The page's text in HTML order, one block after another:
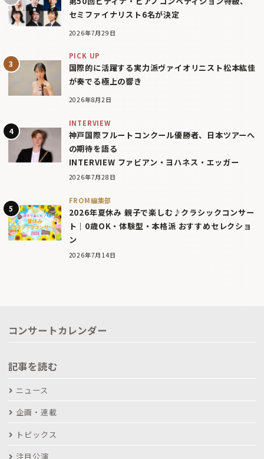
セミファイナリスト6名が決定
2026年7月29日
PICK UP
国際的に活躍する実力派ヴァイオリニスト松本紘佳
が奏でる極上の響き
2026年8月2日
INTERVIEW
神戸国際フルートコンクール優勝者、日本ツアーへ
の期待を語る
INTERVIEW ファビアン・ヨハネス・エッガー
2026年7月28日
FROM編集部
2026年夏休み 親子で楽しむ♪クラシックコンサー
ト｜0歳OK・体験型・本格派 おすすめセレクショ
ン
2026年7月14日
コンサートカレンダー
記事を読む
ニュース
企画・連載
トピックス
注目公演